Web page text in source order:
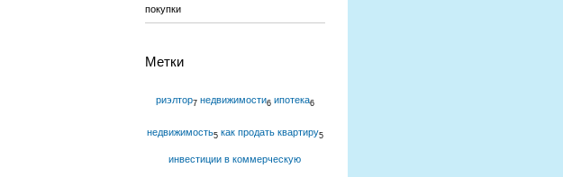
покупки
Метки
риэлтор7 недвижимости6 ипотека6
недвижимость5 как продать квартиру5
инвестиции в коммерческую